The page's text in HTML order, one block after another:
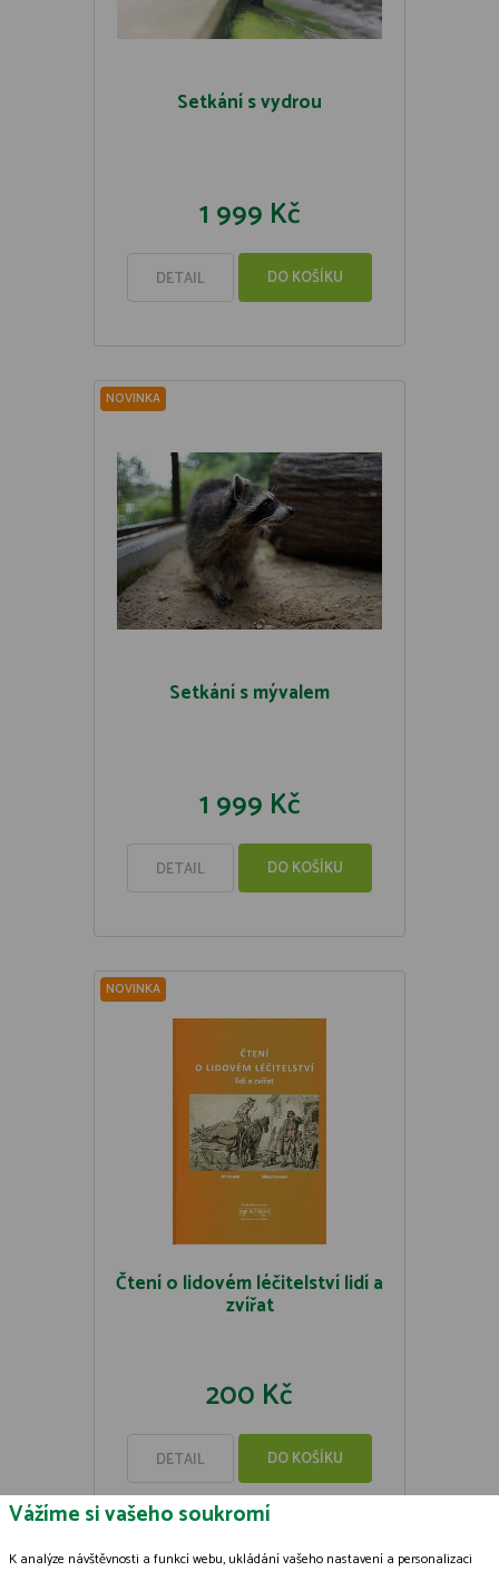
Setkání s vydrou
1 999 Kč
DETAIL DO KOŠÍKU
NOVINKA
Setkání s mývalem
1 999 Kč
DETAIL DO KOŠÍKU
NOVINKA
Čtení o lidovém léčitelství lidí a
zvířat
200 Kč
DETAIL DO KOŠÍKU
Vážíme si vašeho soukromí
K analýze návštěvnosti a funkcí webu, ukládání vašeho nastavení a personalizaci